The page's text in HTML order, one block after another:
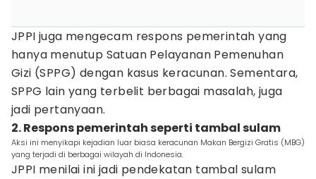
JPPI juga mengecam respons pemerintah yang
hanya menutup Satuan Pelayanan Pemenuhan
Gizi (SPPG) dengan kasus keracunan. Sementara,
SPPG lain yang terbelit berbagai masalah, juga
jadi pertanyaan.
2. Respons pemerintah seperti tambal sulam
Aksi ini menyikapi kejadian luar biasa keracunan Makan Bergizi Gratis (MBG)
yang terjadi di berbagai wilayah di Indonesia.
JPPI menilai ini jadi pendekatan tambal sulam